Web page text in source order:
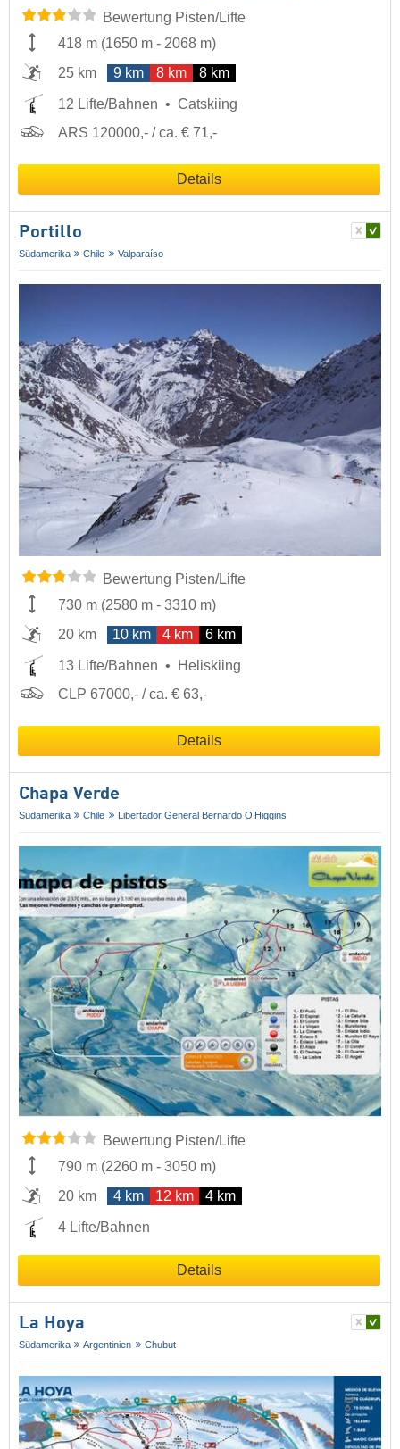
Bewertung Pisten/Lifte
418 m (1650 m - 2068 m)
25 km
9 km 8 km 8 km
12 Lifte/Bahnen
Catskiing
ARS 120000,- / ca. € 71,-
Details
Portillo
Südamerika Chile Valparaíso
Bewertung Pisten/Lifte
730 m (2580 m - 3310 m)
20 km
10 km 4 km 6 km
13 Lifte/Bahnen
Heliskiing
CLP 67000,- / ca. € 63,-
Details
Chapa Verde
Südamerika Chile Libertador General Bernardo O’Higgins
Bewertung Pisten/Lifte
790 m (2260 m - 3050 m)
20 km
4 km 12 km 4 km
4 Lifte/Bahnen
Details
La Hoya
Südamerika Argentinien Chubut